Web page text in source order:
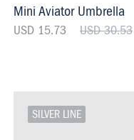
Mini Aviator Umbrella
USD 15.73 USD 30.53
SILVER LINE